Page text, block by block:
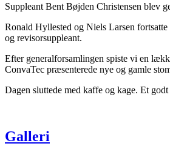
Suppleant Bent Bøjden Christensen blev
Ronald Hyllested og Niels Larsen
og revisorsuppleant.
Efter generalforsamlingen spiste vi en
ConvaTec præsenterede nye og gamle
Dagen sluttede med kaffe og kage. Et
Galleri